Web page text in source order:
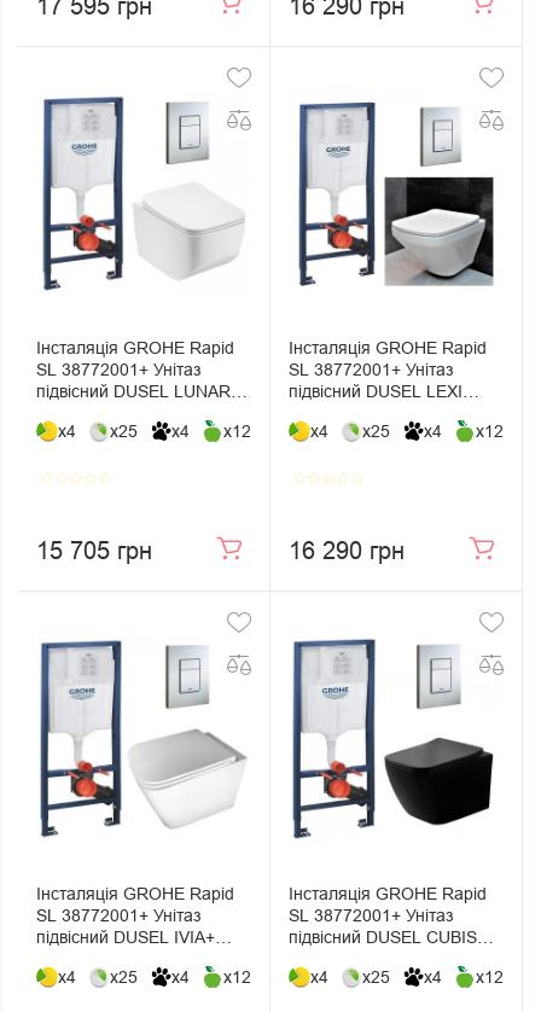
17 595 грн 16 290 грн
Інсталяція GROHE Rapid
SL 38772001+ Унітаз
підвісний DUSEL LUNAR+
Панель змиву Grohe Skate
x4 x25 x4 x12
star_borderstar_borderstar_borderstar_borderstar_border
15 705 грн
Інсталяція GROHE Rapid
SL 38772001+ Унітаз
підвісний DUSEL LEXI
Slim Soft-Close + Панель
Cosmopolitan
x4 x25 x4 x12
star_borderstar_borderstar_borderstar_borderstar_border
16 290 грн
Інсталяція GROHE Rapid
SL 38772001+ Унітаз
підвісний DUSEL IVIA+
Панель змиву Grohe Skate
x4 x25 x4 x12
Інсталяція GROHE Rapid
SL 38772001+ Унітаз
підвісний DUSEL CUBIS
Soft-Close + Панель змиву
x4 x25 x4 x12